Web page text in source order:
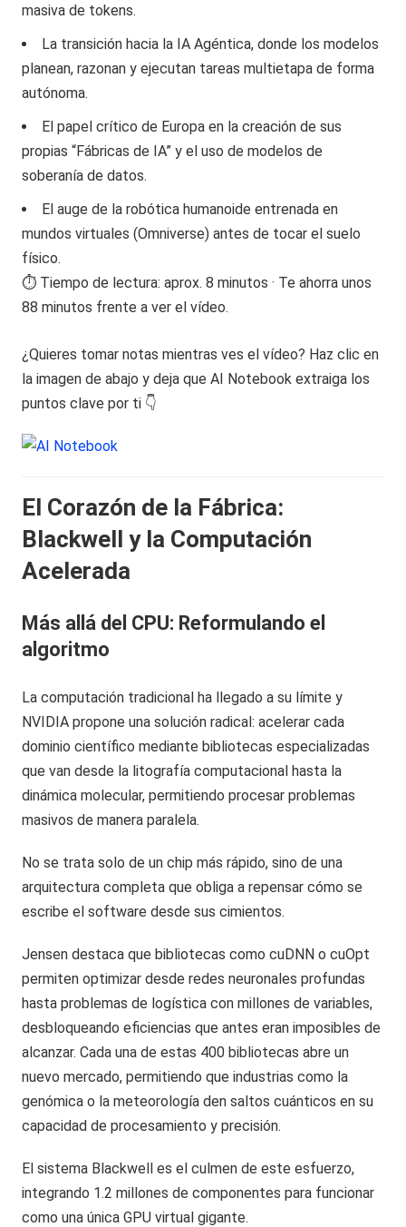
masiva de tokens.
La transición hacia la IA Agéntica, donde los modelos
planean, razonan y ejecutan tareas multietapa de forma
autónoma.
El papel crítico de Europa en la creación de sus
propias “Fábricas de IA” y el uso de modelos de
soberanía de datos.
El auge de la robótica humanoide entrenada en
mundos virtuales (Omniverse) antes de tocar el suelo
físico.
⏱️ Tiempo de lectura: aprox. 8 minutos · Te ahorra unos
88 minutos frente a ver el vídeo.
¿Quieres tomar notas mientras ves el vídeo? Haz clic en
la imagen de abajo y deja que AI Notebook extraiga los
puntos clave por ti 👇
El Corazón de la Fábrica:
Blackwell y la Computación
Acelerada
Más allá del CPU: Reformulando el
algoritmo
La computación tradicional ha llegado a su límite y
NVIDIA propone una solución radical: acelerar cada
dominio científico mediante bibliotecas especializadas
que van desde la litografía computacional hasta la
dinámica molecular, permitiendo procesar problemas
masivos de manera paralela.
No se trata solo de un chip más rápido, sino de una
arquitectura completa que obliga a repensar cómo se
escribe el software desde sus cimientos.
Jensen destaca que bibliotecas como cuDNN o cuOpt
permiten optimizar desde redes neuronales profundas
hasta problemas de logística con millones de variables,
desbloqueando eficiencias que antes eran imposibles de
alcanzar. Cada una de estas 400 bibliotecas abre un
nuevo mercado, permitiendo que industrias como la
genómica o la meteorología den saltos cuánticos en su
capacidad de procesamiento y precisión.
El sistema Blackwell es el culmen de este esfuerzo,
integrando 1.2 millones de componentes para funcionar
como una única GPU virtual gigante.